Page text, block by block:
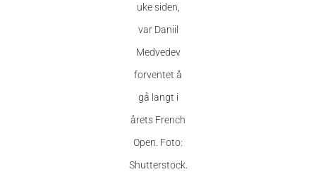
uke siden,
var Daniil
Medvedev
forventet å
gå langt i
årets French
Open. Foto:
Shutterstock.